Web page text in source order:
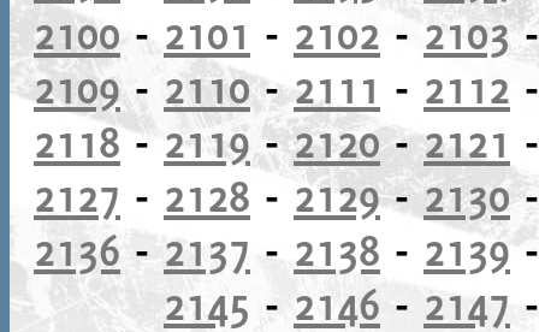
2100- 2101 - 2102 - 2103
2109- 2110-2111 - 2112
2118- 2119-2120-2121
2127 - 2128 - 2129-2130
2136 -2137 - 2138 - 2139
2145 - 2146 - 2147